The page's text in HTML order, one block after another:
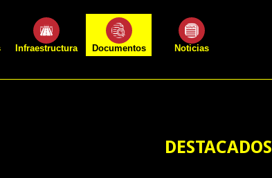
Infraestructura Documentos Noticias
DESTACADOS